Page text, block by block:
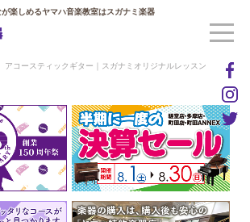
楽しめるヤマハ音楽教室はスガナミ楽器
アコースティックギター｜スガナミオリジナルレッスン